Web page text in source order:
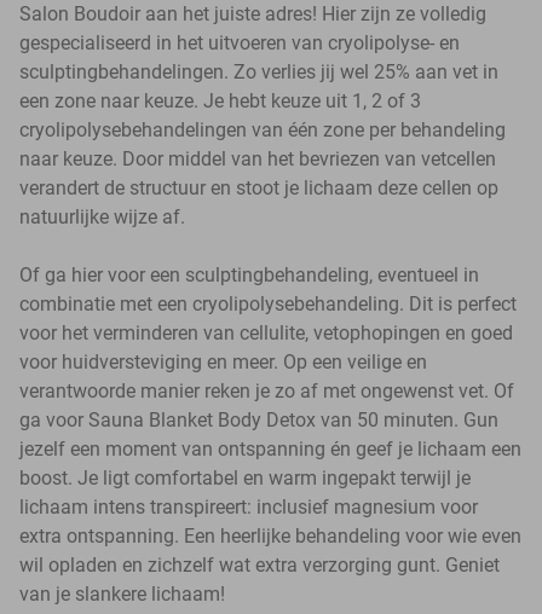
Salon Boudoir aan het juiste adres! Hier zijn ze volledig
gespecialiseerd in het uitvoeren van cryolipolyse- en
sculptingbehandelingen. Zo verlies jij wel 25% aan vet in
een zone naar keuze. Je hebt keuze uit 1, 2 of 3
cryolipolysebehandelingen van één zone per behandeling
naar keuze. Door middel van het bevriezen van vetcellen
verandert de structuur en stoot je lichaam deze cellen op
natuurlijke wijze af.
Of ga hier voor een sculptingbehandeling, eventueel in
combinatie met een cryolipolysebehandeling. Dit is perfect
voor het verminderen van cellulite, vetophopingen en goed
voor huidversteviging en meer. Op een veilige en
verantwoorde manier reken je zo af met ongewenst vet. Of
ga voor Sauna Blanket Body Detox van 50 minuten. Gun
jezelf een moment van ontspanning én geef je lichaam een
boost. Je ligt comfortabel en warm ingepakt terwijl je
lichaam intens transpireert: inclusief magnesium voor
extra ontspanning. Een heerlijke behandeling voor wie even
wil opladen en zichzelf wat extra verzorging gunt. Geniet
van je slankere lichaam!